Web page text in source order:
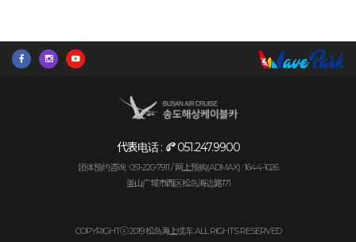
代表电话 : 051.247.9900
团体预约咨询 : 051-220-7911 / 网上预购(ADMAX) : 1644-1026
釜山广域市西区松岛海边路171
COPYRIGHTⓒ 2019 松岛海上缆车 ALL RIGHTS RESERVED